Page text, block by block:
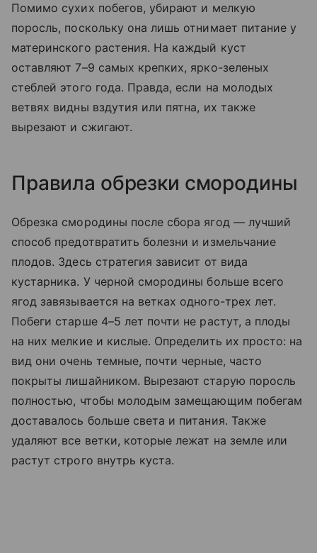
Помимо сухих побегов, убирают и мелкую
поросль, поскольку она лишь отнимает питание у
материнского растения. На каждый куст
оставляют 7–9 самых крепких, ярко-зеленых
стеблей этого года. Правда, если на молодых
ветвях видны вздутия или пятна, их также
вырезают и сжигают.
Правила обрезки смородины
Обрезка смородины после сбора ягод — лучший
способ предотвратить болезни и измельчание
плодов. Здесь стратегия зависит от вида
кустарника. У черной смородины больше всего
ягод завязывается на ветках одного-трех лет.
Побеги старше 4–5 лет почти не растут, а плоды
на них мелкие и кислые. Определить их просто: на
вид они очень темные, почти черные, часто
покрыты лишайником. Вырезают старую поросль
полностью, чтобы молодым замещающим побегам
доставалось больше света и питания. Также
удаляют все ветки, которые лежат на земле или
растут строго внутрь куста.